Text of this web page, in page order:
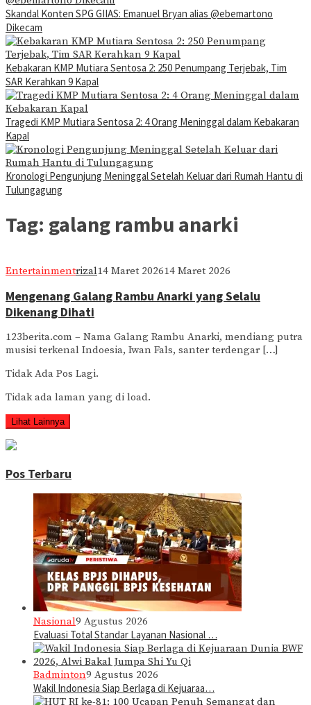
Skandal Konten SPG GIIAS: Emanuel Bryan alias @ebemartono
Dikecam
Kebakaran KMP Mutiara Sentosa 2: 250 Penumpang Terjebak, Tim
SAR Kerahkan 9 Kapal
Tragedi KMP Mutiara Sentosa 2: 4 Orang Meninggal dalam Kebakaran
Kapal
Kronologi Pengunjung Meninggal Setelah Keluar dari Rumah Hantu di
Tulungagung
Tag: galang rambu anarki
Entertainmentrizal14 Maret 202614 Maret 2026
Mengenang Galang Rambu Anarki yang Selalu
Dikenang Dihati
123berita.com – Nama Galang Rambu Anarki, mendiang putra
musisi terkenal Indoesia, Iwan Fals, santer terdengar […]
Tidak Ada Pos Lagi.
Tidak ada laman yang di load.
Lihat Lainnya
Pos Terbaru
Nasional9 Agustus 2026
Evaluasi Total Standar Layanan Nasional …
Badminton9 Agustus 2026
Wakil Indonesia Siap Berlaga di Kejuaraa…